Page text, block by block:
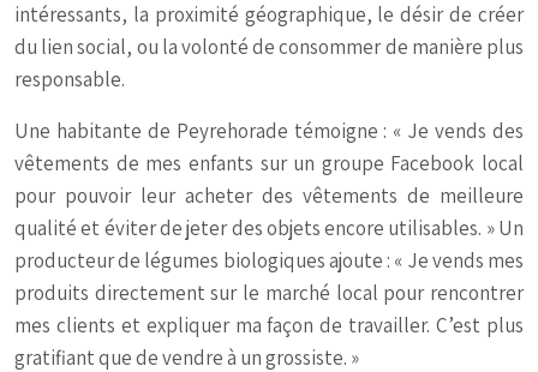
intéressants, la proximité géographique, le désir de créer
du lien social, ou la volonté de consommer de manière plus
responsable.
Une habitante de Peyrehorade témoigne : « Je vends des
vêtements de mes enfants sur un groupe Facebook local
pour pouvoir leur acheter des vêtements de meilleure
qualité et éviter de jeter des objets encore utilisables. » Un
producteur de légumes biologiques ajoute : « Je vends mes
produits directement sur le marché local pour rencontrer
mes clients et expliquer ma façon de travailler. C’est plus
gratifiant que de vendre à un grossiste. »